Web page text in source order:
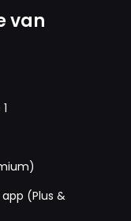
van
(Plus &